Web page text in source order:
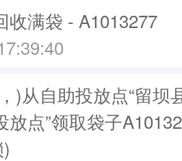
收满袋 - A1013277
)从自助投放点“留坝
放点”领取袋子